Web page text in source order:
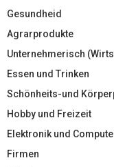
Gesundheid
Agrarprodukte
Unternehmerisch
Essen und Trinken
Schönheits-und
Hobby und Freizeit
Elektronik und
Firmen